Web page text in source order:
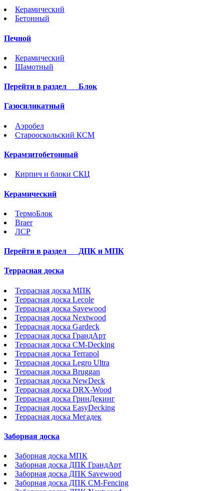
Керамический
Бетонный
Печной
Керамический
Шамотный
Перейти в раздел Блок
Газосиликатный
Аэробел
Старооскольский КСМ
Керамзитобетонный
Кирпич и блоки СКЦ
Керамический
ТермоБлок
Braer
ЛСР
Перейти в раздел ДПК и МПК
Террасная доска
Террасная доска МПК
Террасная доска Lecole
Террасная доска Savewood
Террасная доска Nextwood
Террасная доска Gardeck
Террасная доска ГрандАрт
Террасная доска CM-Decking
Террасная доска Terrapol
Террасная доска Legro Ultra
Террасная доска Bruggan
Террасная доска NewDeck
Террасная доска DRX-Wood
Террасная доска ГринДекинг
Террасная доска EasyDecking
Террасная доска Мегадек
Заборная доска
Заборная доска МПК
Заборная доска ДПК ГрандАрт
Заборная доска ДПК Savewood
Заборная доска ДПК CM-Fencing